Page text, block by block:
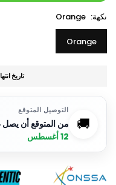
نكهة: Orange
Orange
تاريخ
🚚
التوصيل المتوقع
من المتوقع أن
12 أغسطس